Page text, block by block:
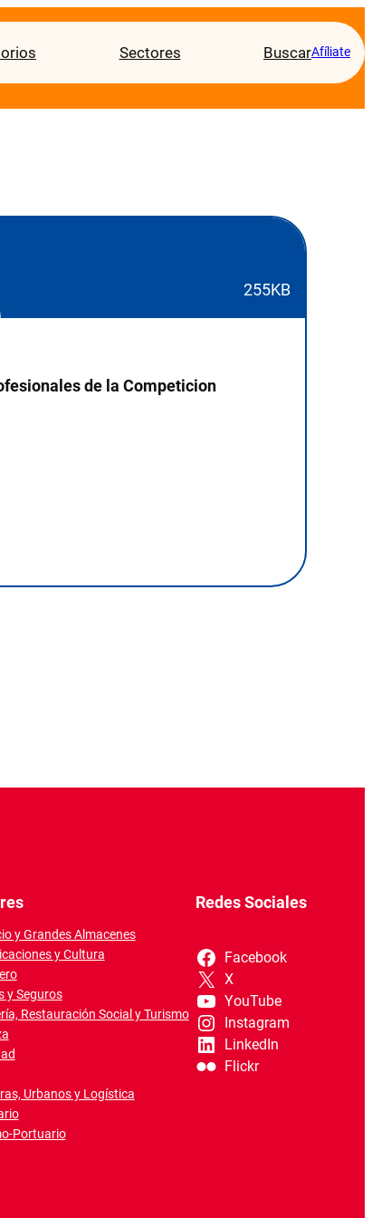
Sectores BuscarAfíliate
255KB
de la Competicion
y Grandes Almacenes
y Cultura
y Seguros
Restauración Social y Turismo
Urbanos y Logística
Portuario
Redes Sociales
Facebook
X
YouTube
Instagram
LinkedIn
Flickr